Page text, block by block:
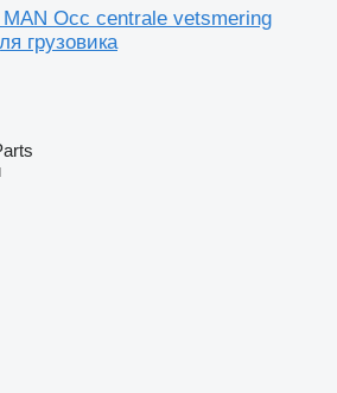
Occ centrale vetsmering
грузовика